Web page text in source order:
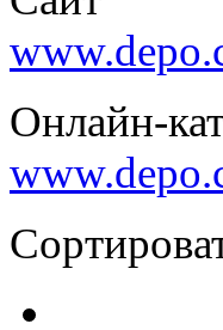
Онлайн-